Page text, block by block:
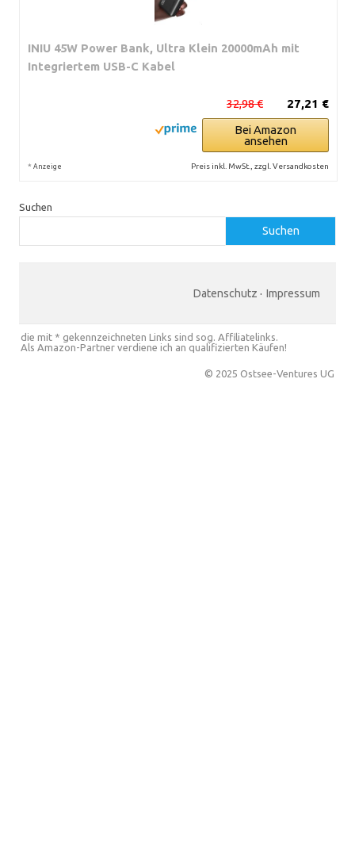
INIU 45W Power Bank, Ultra Klein 20000mAh mit
Integriertem USB-C Kabel
27,21 €
32,98 €
Bei Amazon
ansehen
* Anzeige Preis inkl. MwSt., zzgl. Versandkosten
Suchen
Suchen
Datenschutz · Impressum
die mit * gekennzeichneten Links sind sog. Affiliatelinks.
Als Amazon-Partner verdiene ich an qualifizierten Käufen!
© 2025 Ostsee-Ventures UG